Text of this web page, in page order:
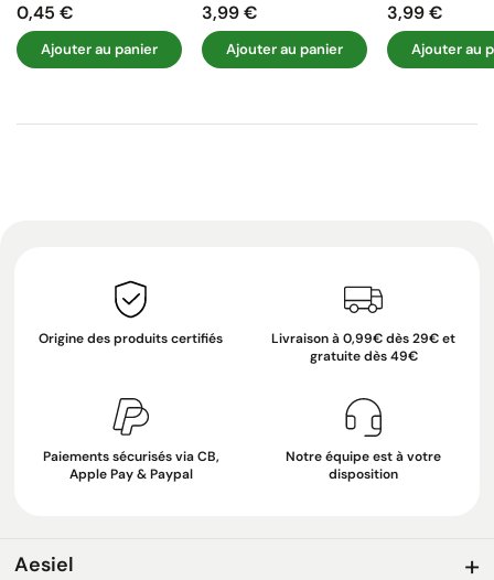
Prix
0,45 €
Ajouter au panier
Prix
3,99 €
Ajouter au panier
Prix
3,99 €
Ajouter au
Origine des produits certifiés
Livraison à 0,99€ dès 29€ et
gratuite dès 49€
Paiements sécurisés via CB,
Apple Pay & Paypal
Notre équipe est à votre
disposition
Aesiel